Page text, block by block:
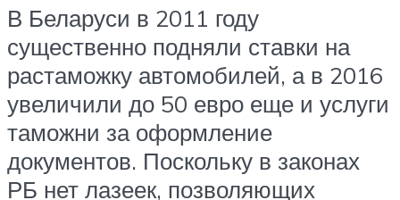
В Беларуси в 2011 году
существенно подняли ставки на
растаможку автомобилей, а в 2016
увеличили до 50 евро еще и услуги
таможни за оформление
документов. Поскольку в законах
РБ нет лазеек, позволяющих